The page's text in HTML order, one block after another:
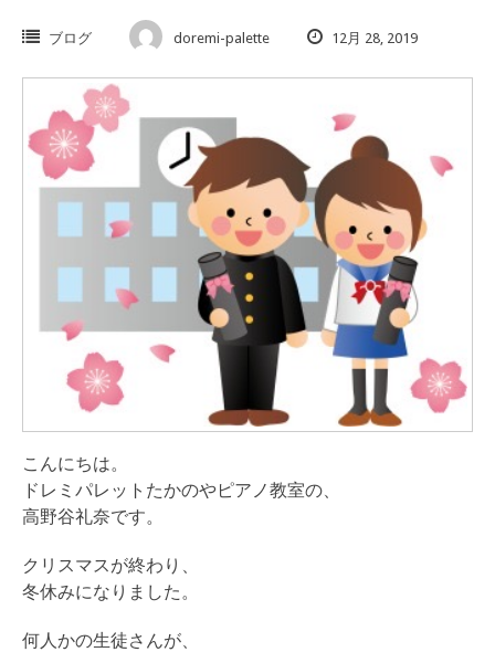
ブログ doremi-palette 12月 28, 2019
こんにちは。
ドレミパレットたかのやピアノ教室の、
高野谷礼奈です。
クリスマスが終わり、
冬休みになりました。
何人かの生徒さんが、